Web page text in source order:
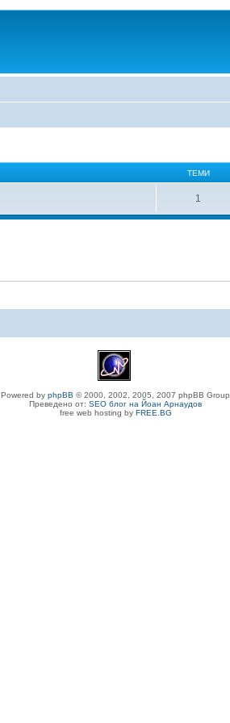
ТЕМИ
1
Powered by phpBB © 2000, 2002, 2005, 2007 phpBB Group
Преведено от: SEO блог на Йоан Арнаудов
free web hosting by FREE.BG